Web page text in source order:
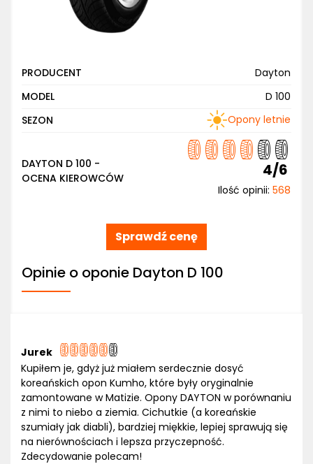
PRODUCENT
Dayton
MODEL
D 100
SEZON
Opony letnie
DAYTON D 100 -
OCENA KIEROWCÓW
4/6
Ilość opinii: 568
Sprawdź cenę
Opinie o oponie Dayton D 100
Jurek
Kupiłem je, gdyż już miałem serdecznie dosyć
koreańskich opon Kumho, które były oryginalnie
zamontowane w Matizie. Opony DAYTON w porównaniu
z nimi to niebo a ziemia. Cichutkie (a koreańskie
szumiały jak diabli), bardziej miękkie, lepiej sprawują się
na nierównościach i lepsza przyczepność.
Zdecydowanie polecam!